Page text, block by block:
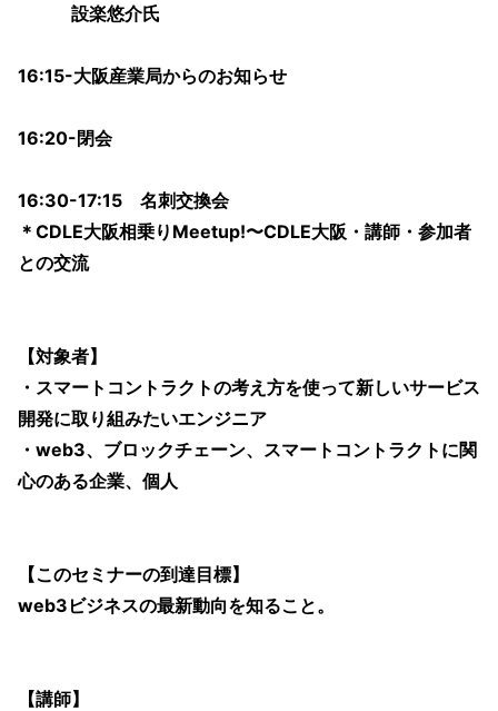
設楽悠介氏
16:15-大阪産業局からのお知らせ
16:20-閉会
16:30-17:15 名刺交換会
＊CDLE大阪相乗りMeetup!〜CDLE大阪・講師・参加者
との交流
【対象者】
・スマートコントラクトの考え方を使って新しいサービス
開発に取り組みたいエンジニア
・web3、ブロックチェーン、スマートコントラクトに関
心のある企業、個人
【このセミナーの到達目標】
web3ビジネスの最新動向を知ること。
【講師】